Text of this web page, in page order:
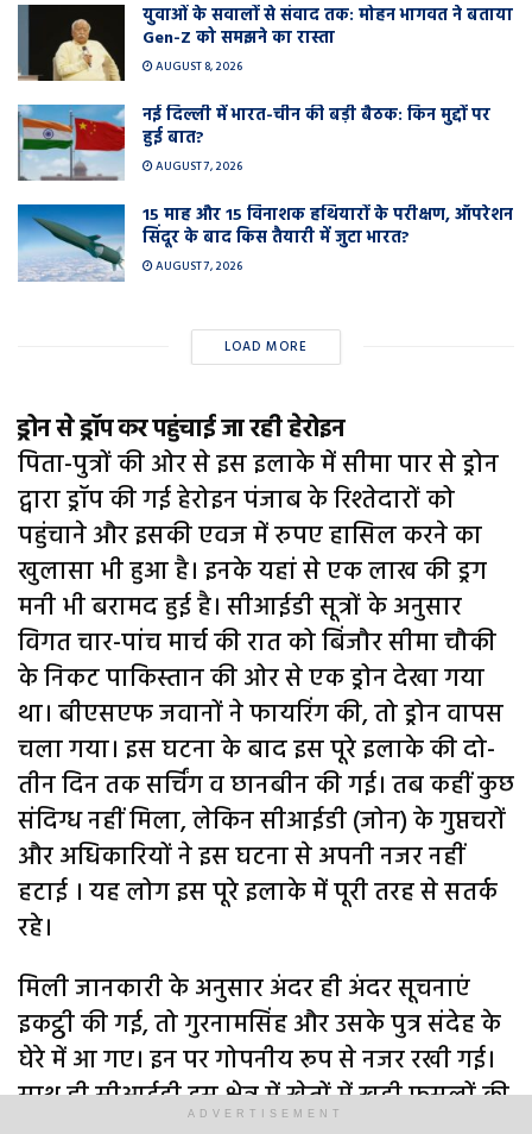
युवाओं के सवालों से संवाद तक: मोहन भागवत ने बताया
Gen-Z को समझने का रास्ता
AUGUST 8, 2026
नई दिल्ली में भारत-चीन की बड़ी बैठक: किन मुद्दों पर
हुई बात?
AUGUST 7, 2026
15 माह और 15 विनाशक हथियारों के परीक्षण, ऑपरेशन
सिंदूर के बाद किस तैयारी में जुटा भारत?
AUGUST 7, 2026
LOAD MORE
ड्रोन से ड्रॉप कर पहुंचाई जा रही हेरोइन
पिता-पुत्रों की ओर से इस इलाके में सीमा पार से ड्रोन
द्वारा ड्रॉप की गई हेरोइन पंजाब के रिश्तेदारों को
पहुंचाने और इसकी एवज में रुपए हासिल करने का
खुलासा भी हुआ है। इनके यहां से एक लाख की ड्रग
मनी भी बरामद हुई है। सीआईडी सूत्रों के अनुसार
विगत चार-पांच मार्च की रात को बिंजौर सीमा चौकी
के निकट पाकिस्तान की ओर से एक ड्रोन देखा गया
था। बीएसएफ जवानों ने फायरिंग की, तो ड्रोन वापस
चला गया। इस घटना के बाद इस पूरे इलाके की दो-
तीन दिन तक सर्चिंग व छानबीन की गई। तब कहीं कुछ
संदिग्ध नहीं मिला, लेकिन सीआईडी (जोन) के गुप्तचरों
और अधिकारियों ने इस घटना से अपनी नजर नहीं
हटाई । यह लोग इस पूरे इलाके में पूरी तरह से सतर्क
रहे।
मिली जानकारी के अनुसार अंदर ही अंदर सूचनाएं
इकट्ठी की गई, तो गुरनामसिंह और उसके पुत्र संदेह के
घेरे में आ गए। इन पर गोपनीय रूप से नजर रखी गई।
साथ ही सीआईडी इस क्षेत्र में खेतों में खड़ी फसलों की
ADVERTISEMENT